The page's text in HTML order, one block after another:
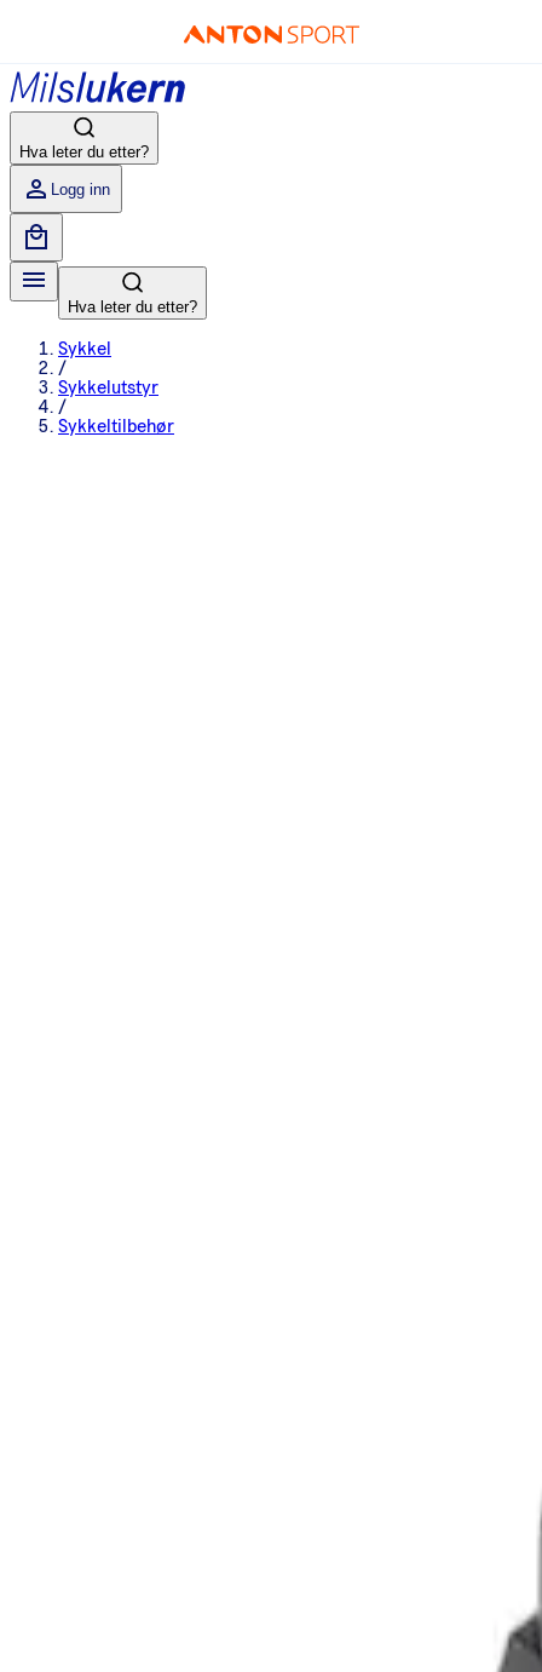
Hva leter du etter?
Logg inn
Hva leter du etter?
Sykkel
/
Sykkelutstyr
/
Sykkeltilbehør